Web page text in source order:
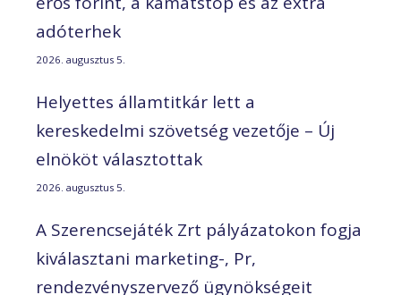
adóterhek
2026. augusztus 5.
Helyettes államtitkár lett a
kereskedelmi szövetség vezetője – Új
elnököt választottak
2026. augusztus 5.
A Szerencsejáték Zrt pályázatokon fogja
kiválasztani marketing-, Pr,
rendezvényszervező ügynökségeit